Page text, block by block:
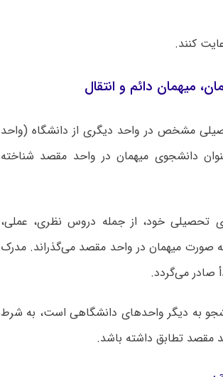
کنند.
میهمان دائم و انتقال
مشخص در واحد دیگری از دانشگاه (واحد
دانشجوی میهمان در واحد مقصد شناخته
تحصیلی خود، از جمله دروس نظری، عملی،
به صورت میهمان در واحد مقصد می‌گذراند. مدرک
صادر می‌گردد.
به دیگر واحدهای دانشگاهی است، به شرط
مقصد تطابق داشته باشد.